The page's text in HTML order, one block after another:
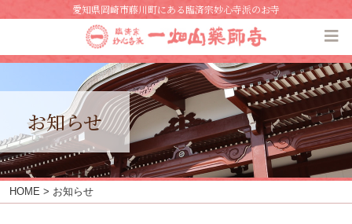
愛知県岡崎市藤川町にある臨済宗妙心寺派のお寺
お知らせ
HOME > お知らせ